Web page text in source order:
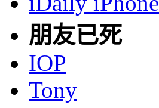
朋友已死
IOP
Tony